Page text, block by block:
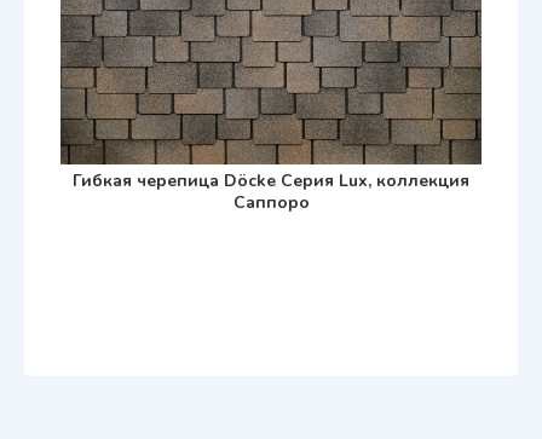
Гибкая черепица Döcke Серия Lux, коллекция
Саппоро